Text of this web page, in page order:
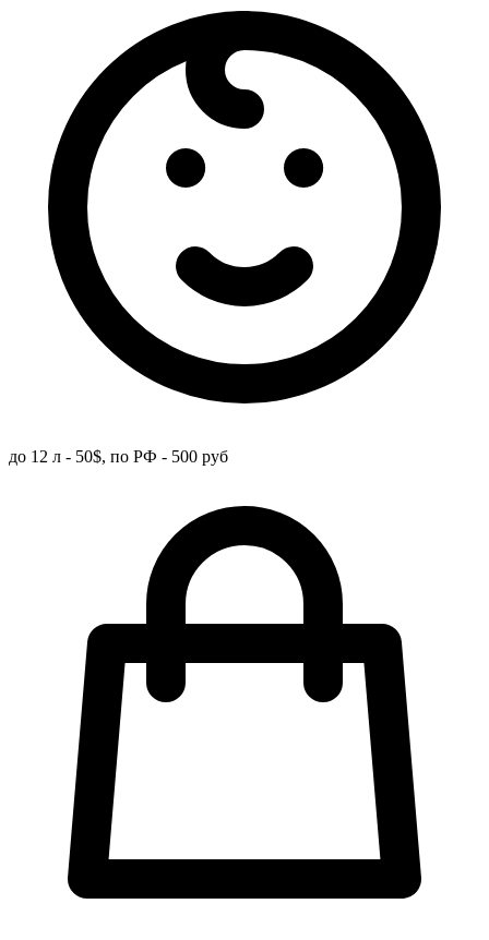
до 12 л - 50$, по РФ - 500 руб